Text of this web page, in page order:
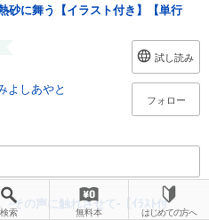
砂に舞う【イラスト付き】【単行
よしあやと
試し読み
フォロー
‐その声に触れさせて‐【ｲﾗｽﾄ付
検索 無料本 はじめての方へ